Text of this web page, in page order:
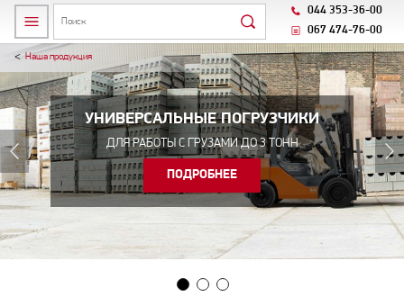
044 353-36-00
067 474-76-00
Наша продукция
УНИВЕРСАЛЬНЫЕ ПОГРУЗЧИКИ
ДЛЯ РАБОТЫ С ГРУЗАМИ ДО 3 ТОНН
ПОДРОБНЕЕ
ДИЗЕЛЬНЫЕ ПОГРУЗЧИКИ
ДЛЯ ОБРАБОТКИ ГРУЗА МАССОЙ ДО 5 ТОНН
ПОДРОБНЕЕ
ТЯЖЕЛЫЕ ПОГРУЗЧИКИ
ГРУЗОПОДЪЕМНОСТЬ ДО 8 ТОНН
ПОДРОБНЕЕ